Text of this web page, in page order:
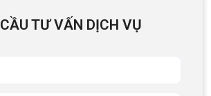
TƯ VẤN DỊCH VỤ